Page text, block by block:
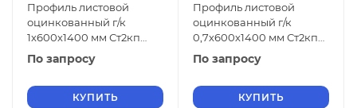
Профиль листовой
оцинкованный г/к
1х600х1400 мм Ст2кп
ГОСТ 9234-74
По запросу
КУПИТЬ
Профиль листовой
оцинкованный г/к
0,7х600х1400 мм Ст2кп
ГОСТ 9234-74
По запросу
КУПИТЬ